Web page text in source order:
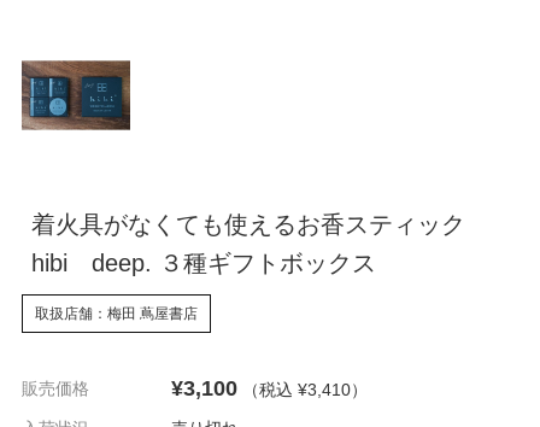
着火具がなくても使えるお香スティック
hibi deep. ３種ギフトボックス
取扱店舗：梅田 蔦屋書店
販売価格 ¥3,100 （税込 ¥3,410）